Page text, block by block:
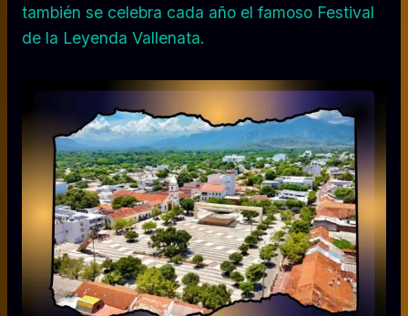
también se celebra cada año el famoso Festival
de la Leyenda Vallenata.